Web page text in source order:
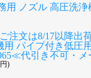
用 ノズル 高圧洗浄
ご注文は8/17以降出
用 パイプ付き低圧
代引き不可・
)